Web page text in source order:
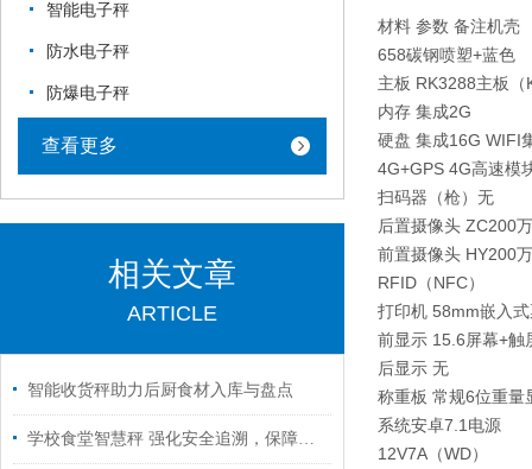
智能电子秤
防水电子秤
防爆电子秤
查看更多
相关文章
ARTICLE
智能收货秤助力后厨食材入库与盘点
学校食堂智慧秤 强化安全追溯，保障饮食安全
材料 参数 备注机壳
658碳钢喷塑+蓝色
主板 RK3288主板（
内存 集成2G
硬盘 集成16G WIFI
4G+GPS 4G高速模
扫码器（枪）无
后置摄像头 ZC200
前置摄像头 HY200
RFID（NFC）
打印机 58mm嵌入
前显示 15.6屏幕+触
后显示 无
称重板 常规6位重量
系统安卓7.1电源
12V7A（WD）